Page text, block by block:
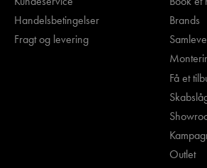
Handelsbetingelser
Fragt og levering
Brands
Få et
Outlet